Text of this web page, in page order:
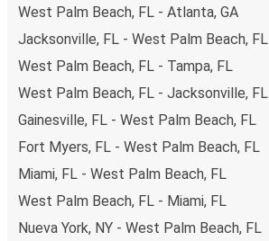
West Palm Beach, FL - Atlanta, GA
Jacksonville, FL - West Palm Beach, FL
West Palm Beach, FL - Tampa, FL
West Palm Beach, FL - Jacksonville, FL
Gainesville, FL - West Palm Beach, FL
Fort Myers, FL - West Palm Beach, FL
Miami, FL - West Palm Beach, FL
West Palm Beach, FL - Miami, FL
Nueva York, NY - West Palm Beach, FL